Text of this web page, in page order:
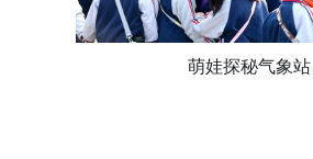
萌娃探秘气象站